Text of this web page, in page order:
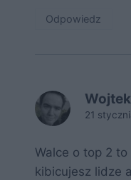
Odpowiedz
Wojtek
21
Walce o top 2
kibicujesz lidze